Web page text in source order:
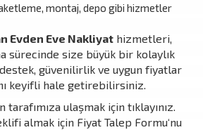
montaj, depo gibi hizmetler
Evden Eve Nakliyat hizmetleri,
sürecinde size büyük bir kolaylık
güvenilirlik ve uygun fiyatlar
keyifli hale getirebilirsiniz.
ulaşmak için tıklayınız.
almak için Fiyat Talep Formu‘nu